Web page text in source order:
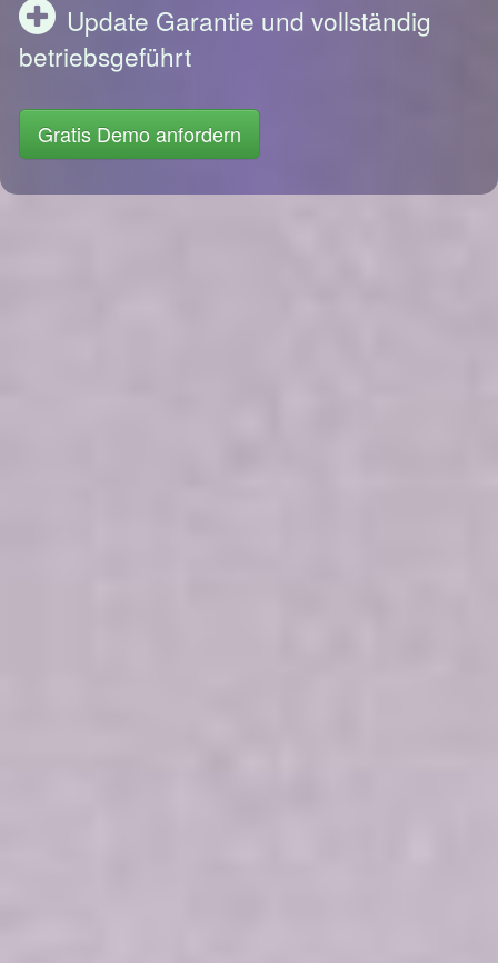
Update Garantie und vollständig
betriebsgeführt
Gratis Demo anfordern